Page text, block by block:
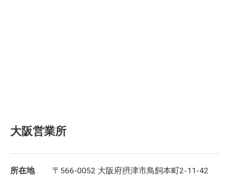
大阪営業所
所在地 〒566-0052 大阪府摂津市鳥飼本町2-11-42